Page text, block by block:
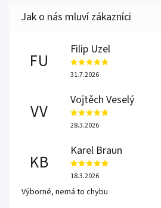
FU
Filip Uzel
31.7.2026
VV
Vojtěch Veselý
28.3.2026
KB
Karel Braun
18.3.2026
Výborné, nemá to chybu